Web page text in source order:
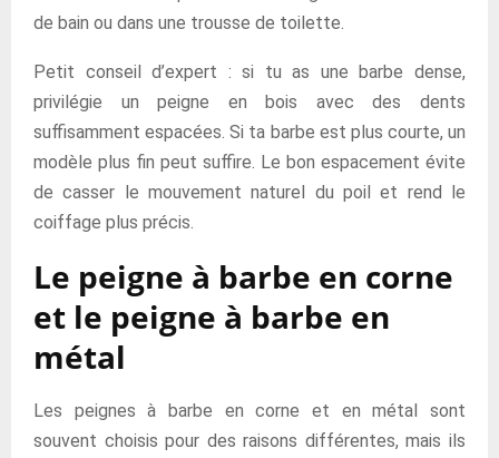
de bain ou dans une trousse de toilette.
Petit conseil d’expert : si tu as une barbe dense,
privilégie un peigne en bois avec des dents
suffisamment espacées. Si ta barbe est plus courte, un
modèle plus fin peut suffire. Le bon espacement évite
de casser le mouvement naturel du poil et rend le
coiffage plus précis.
Le peigne à barbe en corne
et le peigne à barbe en
métal
Les peignes à barbe en corne et en métal sont
souvent choisis pour des raisons différentes, mais ils